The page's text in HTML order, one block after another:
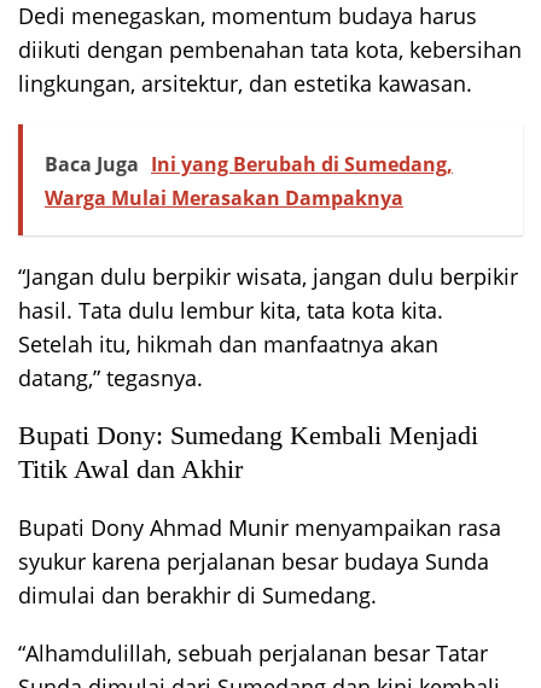
Dedi menegaskan, momentum budaya harus
diikuti dengan pembenahan tata kota, kebersihan
lingkungan, arsitektur, dan estetika kawasan.
Baca Juga Ini yang Berubah di Sumedang,
Warga Mulai Merasakan Dampaknya
“Jangan dulu berpikir wisata, jangan dulu berpikir
hasil. Tata dulu lembur kita, tata kota kita.
Setelah itu, hikmah dan manfaatnya akan
datang,” tegasnya.
Bupati Dony: Sumedang Kembali Menjadi
Titik Awal dan Akhir
Bupati Dony Ahmad Munir menyampaikan rasa
syukur karena perjalanan besar budaya Sunda
dimulai dan berakhir di Sumedang.
“Alhamdulillah, sebuah perjalanan besar Tatar